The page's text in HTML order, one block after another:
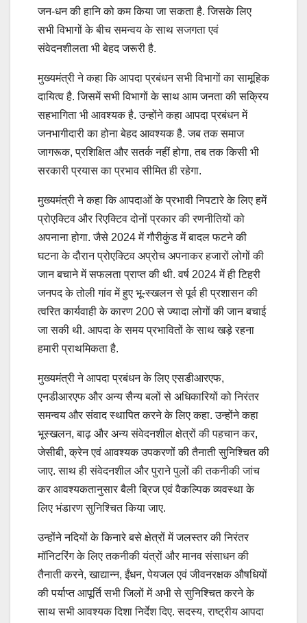
जन-धन की हानि को कम किया जा सकता है. जिसके लिए
सभी विभागों के बीच समन्वय के साथ सजगता एवं
संवेदनशीलता भी बेहद जरूरी है.
मुख्यमंत्री ने कहा कि आपदा प्रबंधन सभी विभागों का सामूहिक
दायित्व है. जिसमें सभी विभागों के साथ आम जनता की सक्रिय
सहभागिता भी आवश्यक है. उन्होंने कहा आपदा प्रबंधन में
जनभागीदारी का होना बेहद आवश्यक है. जब तक समाज
जागरूक, प्रशिक्षित और सतर्क नहीं होगा, तब तक किसी भी
सरकारी प्रयास का प्रभाव सीमित ही रहेगा.
मुख्यमंत्री ने कहा कि आपदाओं के प्रभावी निपटारे के लिए हमें
प्रोएक्टिव और रिएक्टिव दोनों प्रकार की रणनीतियों को
अपनाना होगा. जैसे 2024 में गौरीकुंड में बादल फटने की
घटना के दौरान प्रोएक्टिव अप्रोच अपनाकर हजारों लोगों की
जान बचाने में सफलता प्राप्त की थी. वर्ष 2024 में ही टिहरी
जनपद के तोली गांव में हुए भू-स्खलन से पूर्व ही प्रशासन की
त्वरित कार्यवाही के कारण 200 से ज्यादा लोगों की जान बचाई
जा सकी थी. आपदा के समय प्रभावितों के साथ खड़े रहना
हमारी प्राथमिकता है.
मुख्यमंत्री ने आपदा प्रबंधन के लिए एसडीआरएफ,
एनडीआरएफ और अन्य सैन्य बलों से अधिकारियों को निरंतर
समन्वय और संवाद स्थापित करने के लिए कहा. उन्होंने कहा
भूस्खलन, बाढ़ और अन्य संवेदनशील क्षेत्रों की पहचान कर,
जेसीबी, क्रेन एवं आवश्यक उपकरणों की तैनाती सुनिश्चित की
जाए. साथ ही संवेदनशील और पुराने पुलों की तकनीकी जांच
कर आवश्यकतानुसार बैली ब्रिज एवं वैकल्पिक व्यवस्था के
लिए भंडारण सुनिश्चित किया जाए.
उन्होंने नदियों के किनारे बसे क्षेत्रों में जलस्तर की निरंतर
मॉनिटरिंग के लिए तकनीकी यंत्रों और मानव संसाधन की
तैनाती करने, खाद्यान्न, ईंधन, पेयजल एवं जीवनरक्षक औषधियों
की पर्याप्त आपूर्ति सभी जिलों में अभी से सुनिश्चित करने के
साथ सभी आवश्यक दिशा निर्देश दिए. सदस्य, राष्ट्रीय आपदा